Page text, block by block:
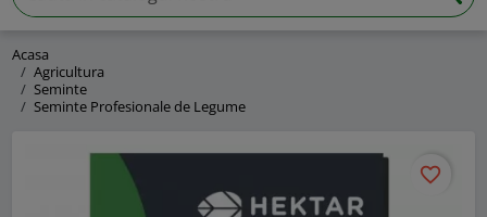
Acasa
Agricultura
Seminte
Seminte Profesionale de Legume
favorite_border